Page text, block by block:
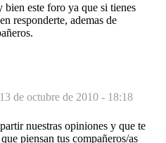
este foro ya que si tienes
responderte, ademas de
13 de octubre de 2010 - 18:18
nuestras opiniones y que te
piensan tus compañeros/as